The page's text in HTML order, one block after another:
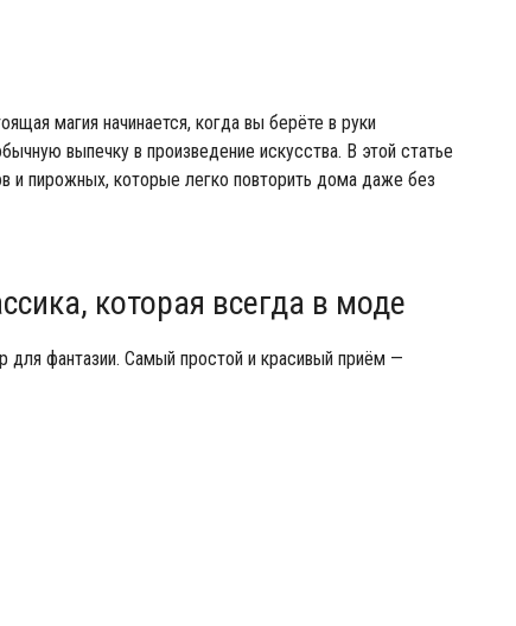
магия начинается, когда вы берёте в руки
выпечку в произведение искусства. В этой статье
и пирожных, которые легко повторить дома даже без
которая всегда в моде
фантазии. Самый простой и красивый приём —